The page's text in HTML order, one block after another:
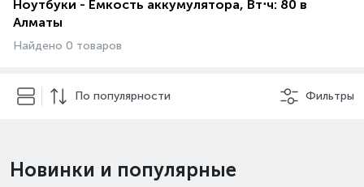
Ноутбуки - Емкость аккумулятора, Вт⋅ч: 80 в
Алматы
Найдено 0 товаров
По популярности Фильтры
Новинки и популярные